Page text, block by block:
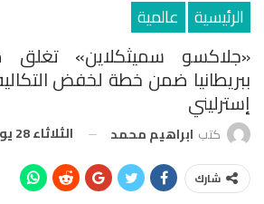
الرئيسية عالمية
«جلاكسو سميثكلاين» تغلق
إسترليني
كتب ابراهيم محمد الثلاثاء 28 يوليو, 2026 4:21 م
شارك